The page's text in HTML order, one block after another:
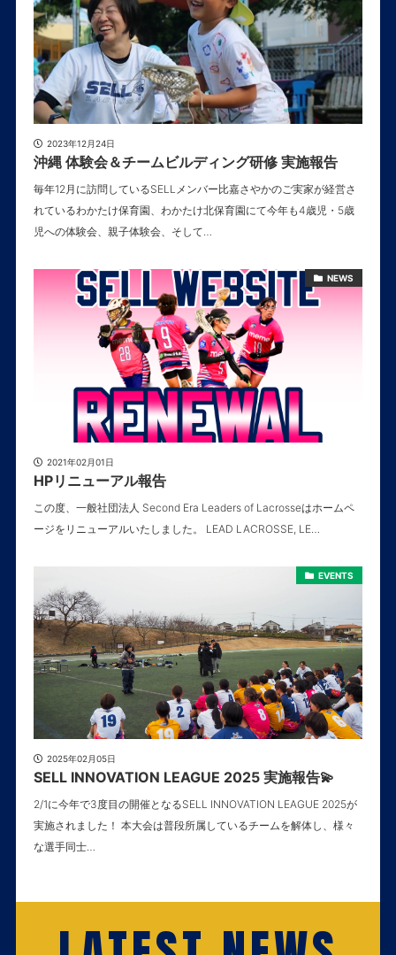
2023年12月24日
沖縄 体験会＆チームビルディング研修 実施報告
毎年12月に訪問しているSELLメンバー比嘉さやかのご実家が経営さ
れているわかたけ保育園、わかたけ北保育園にて今年も4歳児・5歳
児への体験会、親子体験会、そして…
NEWS
2021年02月01日
HPリニューアル報告
この度、一般社団法人 Second Era Leaders of Lacrosseはホームペ
ージをリニューアルいたしました。 LEAD LACROSSE, LE…
EVENTS
2025年02月05日
SELL INNOVATION LEAGUE 2025 実施報告💫
2/1に今年で3度目の開催となるSELL INNOVATION LEAGUE 2025が
実施されました！ 本大会は普段所属しているチームを解体し、様々
な選手同士…